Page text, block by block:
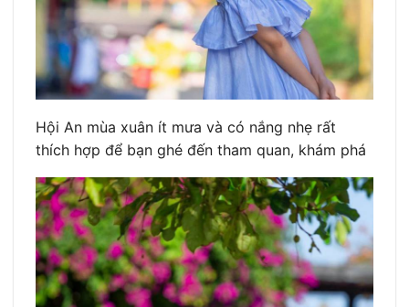
Hội An mùa xuân ít mưa và có nắng nhẹ rất
thích hợp để bạn ghé đến tham quan, khám phá